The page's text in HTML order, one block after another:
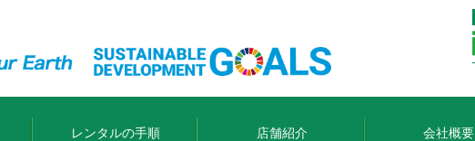
レンタルの手順 店舗紹介 会社概要